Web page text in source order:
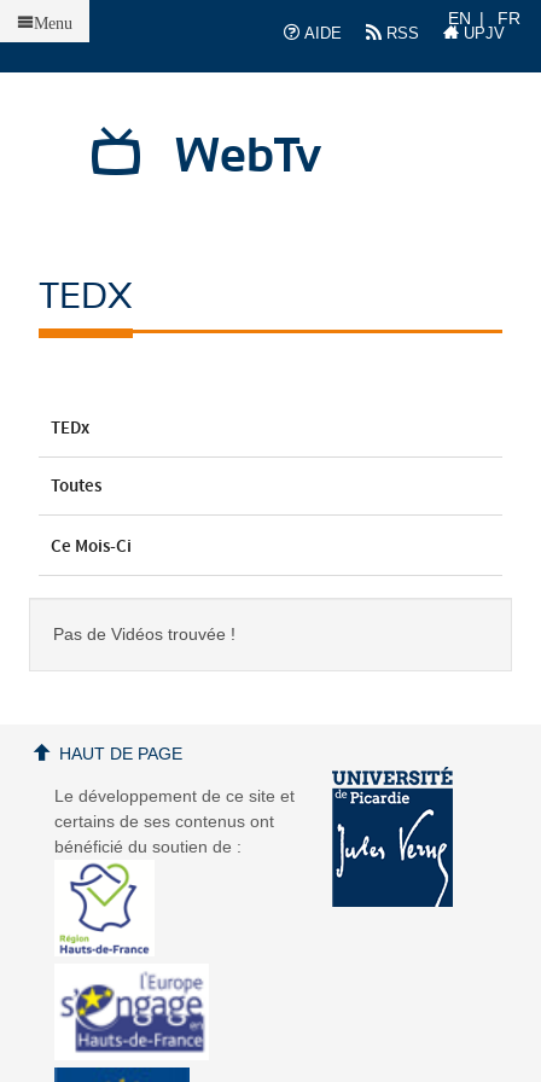
AIDE
RSS UPJV
EN FR
WebTv
Menu
TEDX
TEDx
Toutes
Ce Mois-Ci
Pas de Vidéos trouvée !
Le développement de ce site et
certains de ses contenus ont
bénéficié du soutien de :
HAUT DE PAGE